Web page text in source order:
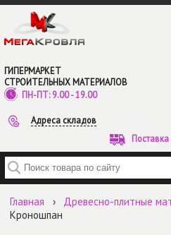
Перейти к основному содержанию
ГИПЕРМАРКЕТ
СТРОИТЕЛЬНЫХ МАТЕРИАЛОВ
ПН-ПТ: 9.00 - 19.00
Адреса складов
Введите ключевые слова для поиска
Главная › Древесно-плитные
Кроношпан